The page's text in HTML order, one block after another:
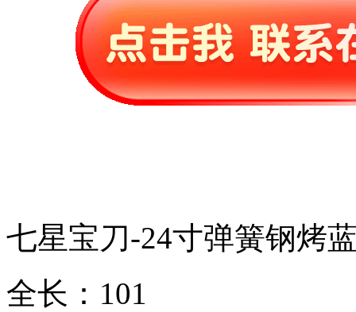
七星宝刀-24寸弹簧钢烤
全长：101